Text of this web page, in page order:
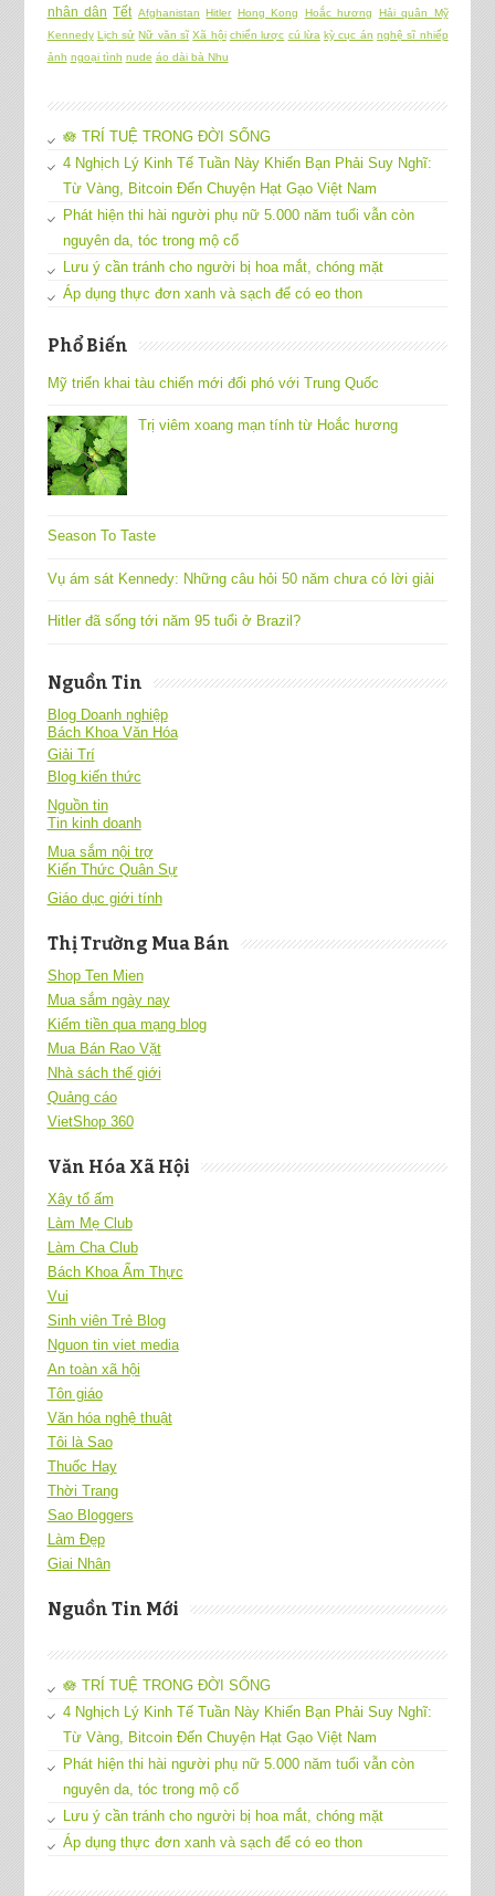
nhân dân Tết Afghanistan Hitler Hong Kong Hoắc hương
Hải quân Mỹ
Kennedy Lịch sử Nữ văn sĩ Xã hội chiến lược cú lừa kỳ cục án nghệ sĩ nhiếp
ảnh ngoại tình nude áo dài bà Nhu
🪷 TRÍ TUỆ TRONG ĐỜI SỐNG
4 Nghịch Lý Kinh Tế Tuần Này Khiến Bạn Phải Suy Nghĩ:
Từ Vàng, Bitcoin Đến Chuyện Hạt Gạo Việt Nam
Phát hiện thi hài người phụ nữ 5.000 năm tuổi vẫn còn
nguyên da, tóc trong mộ cổ
Lưu ý cần tránh cho người bị hoa mắt, chóng mặt
Áp dụng thực đơn xanh và sạch để có eo thon
Phổ Biến
Mỹ triển khai tàu chiến mới đối phó với Trung Quốc
Trị viêm xoang mạn tính từ Hoắc hương
Season To Taste
Vụ ám sát Kennedy: Những câu hỏi 50 năm chưa có lời giải
Hitler đã sống tới năm 95 tuổi ở Brazil?
Nguồn Tin
Blog Doanh nghiệp
Bách Khoa Văn Hóa
Giải Trí
Blog kiến thức
Nguồn tin
Tin kinh doanh
Mua sắm nội trợ
Kiến Thức Quân Sự
Giáo dục giới tính
Thị Trường Mua Bán
Shop Ten Mien
Mua sắm ngày nay
Kiếm tiền qua mạng blog
Mua Bán Rao Vặt
Nhà sách thế giới
Quảng cáo
VietShop 360
Văn Hóa Xã Hội
Xây tổ ấm
Làm Mẹ Club
Làm Cha Club
Bách Khoa Ẩm Thực
Vui
Sinh viên Trẻ Blog
Nguon tin viet media
An toàn xã hội
Tôn giáo
Văn hóa nghệ thuật
Tôi là Sao
Thuốc Hay
Thời Trang
Sao Bloggers
Làm Đẹp
Giai Nhân
Nguồn Tin Mới
🪷 TRÍ TUỆ TRONG ĐỜI SỐNG
4 Nghịch Lý Kinh Tế Tuần Này Khiến Bạn Phải Suy Nghĩ:
Từ Vàng, Bitcoin Đến Chuyện Hạt Gạo Việt Nam
Phát hiện thi hài người phụ nữ 5.000 năm tuổi vẫn còn
nguyên da, tóc trong mộ cổ
Lưu ý cần tránh cho người bị hoa mắt, chóng mặt
Áp dụng thực đơn xanh và sạch để có eo thon